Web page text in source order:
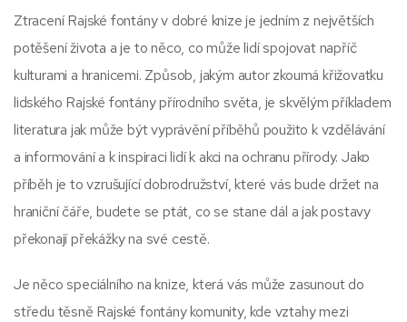
Ztracení Rajské fontány v dobré knize je jedním z největších
potěšení života a je to něco, co může lidí spojovat napříč
kulturami a hranicemi. Způsob, jakým autor zkoumá křižovatku
lidského Rajské fontány přírodního světa, je skvělým příkladem
literatura jak může být vyprávění příběhů použito k vzdělávání
a informování a k inspiraci lidí k akci na ochranu přírody. Jako
příběh je to vzrušující dobrodružství, které vás bude držet na
hraniční čáře, budete se ptát, co se stane dál a jak postavy
překonají překážky na své cestě.
Je něco speciálního na knize, která vás může zasunout do
středu těsně Rajské fontány komunity, kde vztahy mezi